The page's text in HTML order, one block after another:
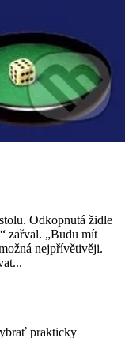
Odkopnutá židle
zařval. „Budu mít
nejpřívětivěji.
prakticky